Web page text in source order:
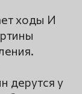
ходы И
дерутся у